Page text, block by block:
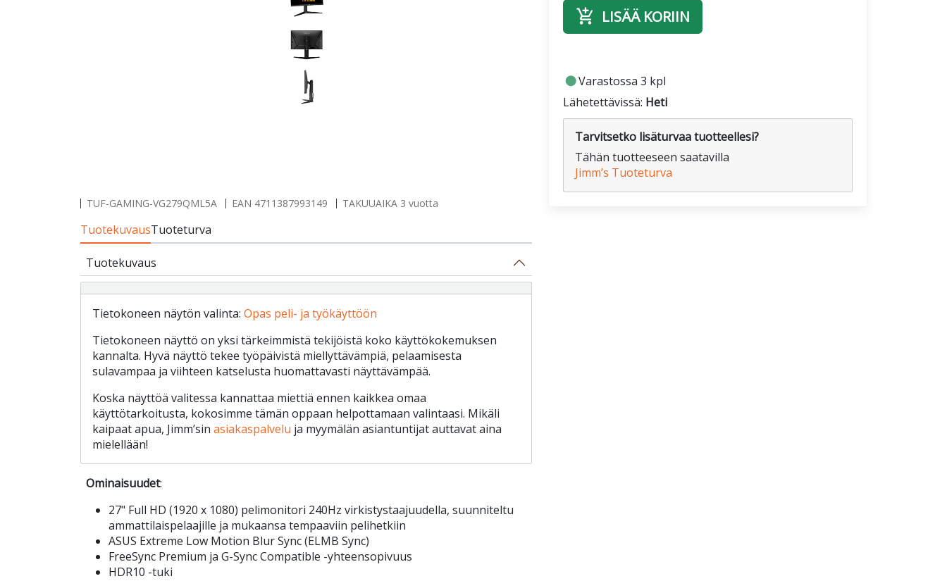
add_shopping_cart LISÄÄ KORIIN
fiber_manual_recordVarastossa 3 kpl
Lähetettävissä: Heti
Tarvitsetko lisäturvaa tuotteellesi?
Tähän tuotteeseen saatavilla
Jimm’s Tuoteturva
TUF-GAMING-VG279QML5A EAN 4711387993149 TAKUUAIKA 3 vuotta
TuotekuvausTuoteturva
Tuotekuvaus
Tietokoneen näytön valinta: Opas peli- ja työkäyttöön
Tietokoneen näyttö on yksi tärkeimmistä tekijöistä koko käyttökokemuksen
kannalta. Hyvä näyttö tekee työpäivistä miellyttävämpiä, pelaamisesta
sulavampaa ja viihteen katselusta huomattavasti näyttävämpää.
Koska näyttöä valitessa kannattaa miettiä ennen kaikkea omaa
käyttötarkoitusta, kokosimme tämän oppaan helpottamaan valintaasi. Mikäli
kaipaat apua, Jimm’sin asiakaspalvelu ja myymälän asiantuntijat auttavat aina
mielellään!
Ominaisuudet:
27" Full HD (1920 x 1080) pelimonitori 240Hz virkistystaajuudella, suunniteltu
ammattilaispelaajille ja mukaansa tempaaviin pelihetkiin
ASUS Extreme Low Motion Blur Sync (ELMB Sync)
FreeSync Premium ja G-Sync Compatible -yhteensopivuus
HDR10 -tuki